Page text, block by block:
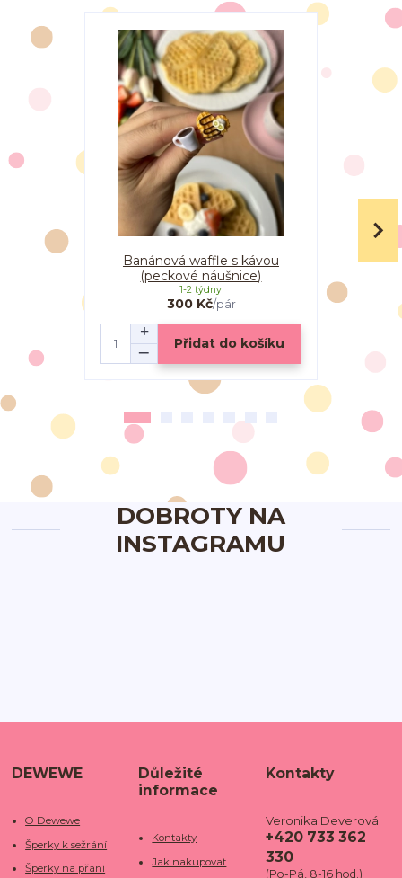
Banánová waffle s kávou
(peckové náušnice)
300 Kč/pár
1-2 týdny
Přidat do košíku
DOBROTY NA
INSTAGRAMU
DEWEWE
O Dewewe
Šperky k sežrání
Šperky na přání
Důležité
informace
Kontakty
Jak nakupovat
Kontakty
Veronika Deverová
+420 733 362
330
(Po-Pá, 8-16 hod.)